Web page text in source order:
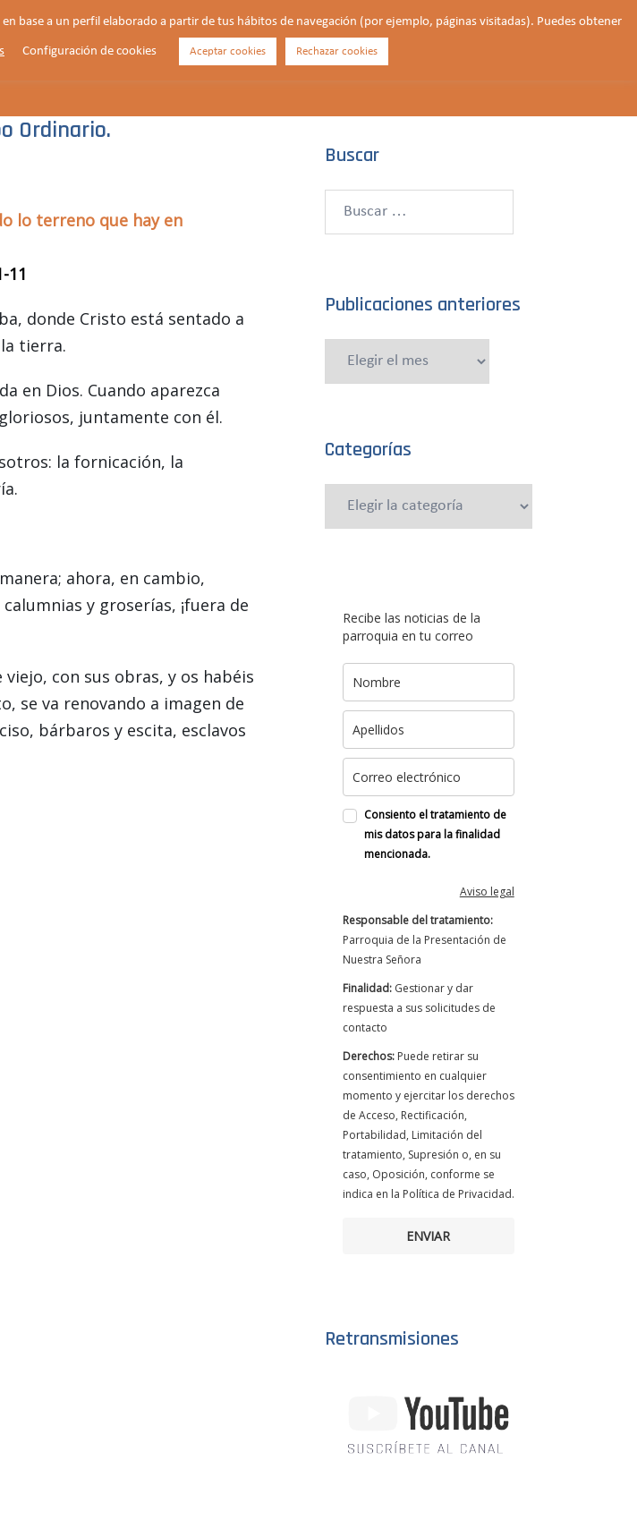
PARROQUIAL NOTICIAS ¿QUIÉNES SOMOS?
Ordinario.
lo terreno que hay en
11
donde Cristo está sentado a
tierra.
en Dios. Cuando aparezca
juntamente con él.
la fornicación, la
ahora, en cambio,
y groserías, ¡fuera de
con sus obras, y os habéis
se va renovando a imagen de
bárbaros y escita, esclavos
Buscar
Buscar:
Publicaciones anteriores
Publicaciones
Categorías
Categorías
Recibe las noticias de la
parroquia en tu correo
Consiento el tratamiento de
mis datos para la finalidad
mencionada.
Aviso legal
Responsable del tratamiento:
Parroquia de la Presentación de
Nuestra Señora
Finalidad:Gestionar y dar
respuesta a sus solicitudes de
contacto
Derechos:Puede retirar su
consentimiento en cualquier
momento y ejercitar los derechos
de Acceso, Rectificación,
Portabilidad, Limitación del
tratamiento, Supresión o, en su
caso, Oposición, conforme se
indica en la Política de Privacidad.
ENVIAR
Retransmisiones
base a un perfil elaborado a partir de tus hábitos de navegación (por ejemplo, páginas visitadas). Puedes obtener
Configuración de cookies Aceptar cookies Rechazar cookies